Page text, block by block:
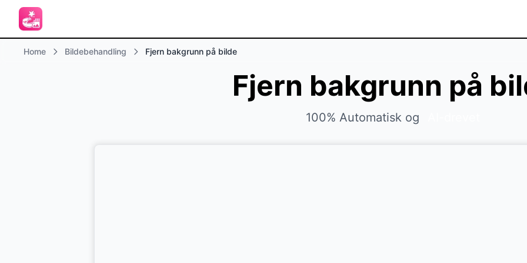
Home Bildebehandling Fjern bakgrunn på bilde
Fjern bakgrunn på
100% Automatisk og